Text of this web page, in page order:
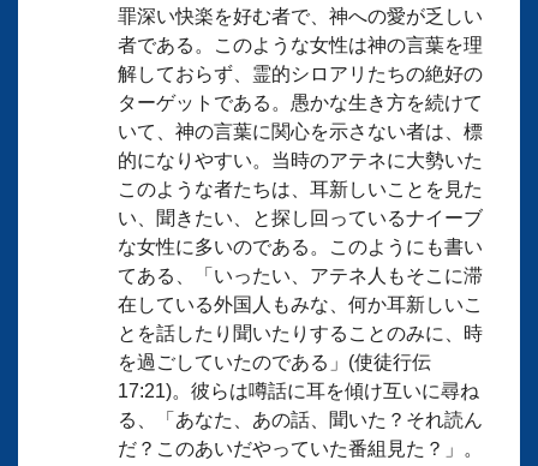
罪深い快楽を好む者で、神への愛が乏しい
者である。このような女性は神の言葉を理
解しておらず、霊的シロアリたちの絶好の
ターゲットである。愚かな生き方を続けて
いて、神の言葉に関心を示さない者は、標
的になりやすい。当時のアテネに大勢いた
このような者たちは、耳新しいことを見た
い、聞きたい、と探し回っているナイーブ
な女性に多いのである。このようにも書い
てある、「いったい、アテネ人もそこに滞
在している外国人もみな、何か耳新しいこ
とを話したり聞いたりすることのみに、時
を過ごしていたのである」(使徒行伝
17:21)。彼らは噂話に耳を傾け互いに尋ね
る、「あなた、あの話、聞いた？それ読ん
だ？このあいだやっていた番組見た？」。